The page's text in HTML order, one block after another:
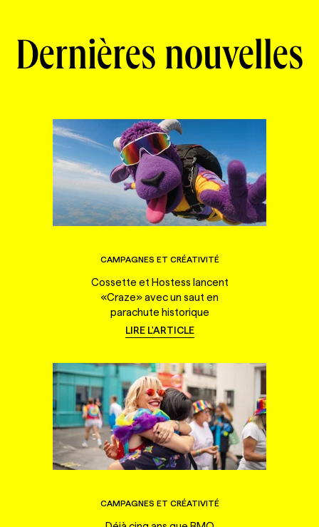
Dernières nouvelles
CAMPAGNES ET CRÉATIVITÉ
Cossette et Hostess lancent
«Craze» avec un saut en
parachute historique
LIRE L'ARTICLE
CAMPAGNES ET CRÉATIVITÉ